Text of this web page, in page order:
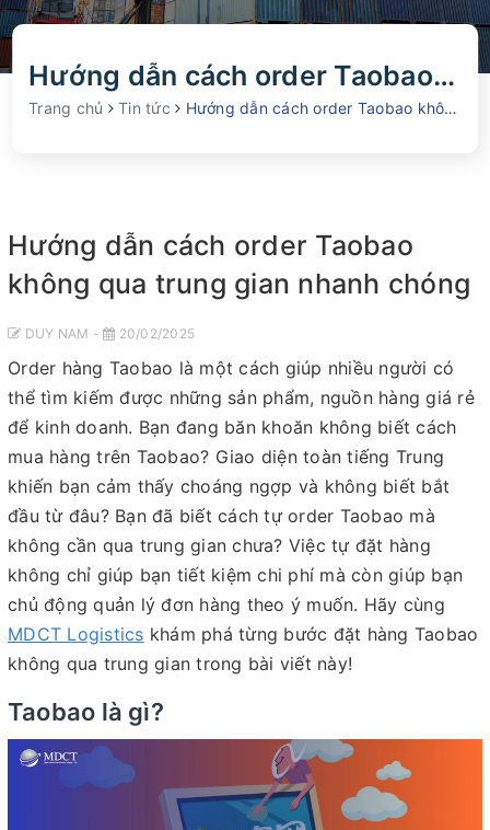
Hướng dẫn cách order Taobao không qua trung gian nhanh chóng
Trang chủ Tin tức Hướng dẫn cách order Taobao không qua trung gian nhanh chóng
Hướng dẫn cách order Taobao
không qua trung gian nhanh chóng
DUY NAM - 20/02/2025
Order hàng Taobao là một cách giúp nhiều người có
thể tìm kiếm được những sản phẩm, nguồn hàng giá rẻ
để kinh doanh. Bạn đang băn khoăn không biết cách
mua hàng trên Taobao? Giao diện toàn tiếng Trung
khiến bạn cảm thấy choáng ngợp và không biết bắt
đầu từ đâu? Bạn đã biết cách tự order Taobao mà
không cần qua trung gian chưa? Việc tự đặt hàng
không chỉ giúp bạn tiết kiệm chi phí mà còn giúp bạn
chủ động quản lý đơn hàng theo ý muốn. Hãy cùng
MDCT Logistics khám phá từng bước đặt hàng Taobao
không qua trung gian trong bài viết này!
Taobao là gì?